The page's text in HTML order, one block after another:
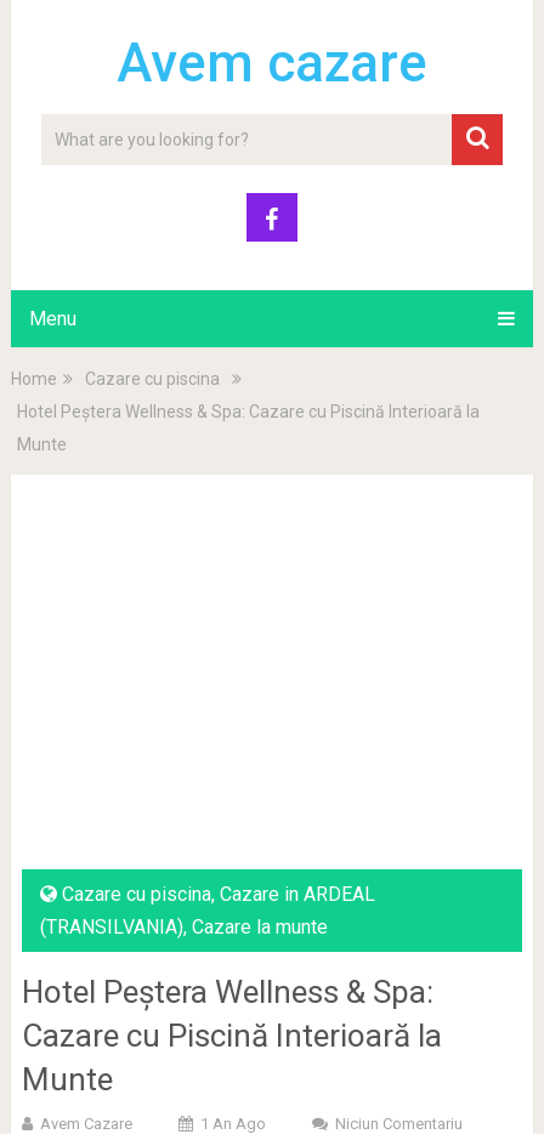
Avem cazare
Menu
Home
Cazare cu piscina
Hotel Peștera Wellness & Spa: Cazare cu Piscină Interioară la
Munte
Cazare cu piscina, Cazare in ARDEAL
(TRANSILVANIA), Cazare la munte
Hotel Peștera Wellness & Spa:
Cazare cu Piscină Interioară la
Munte
Avem Cazare 1 An Ago Niciun Comentariu